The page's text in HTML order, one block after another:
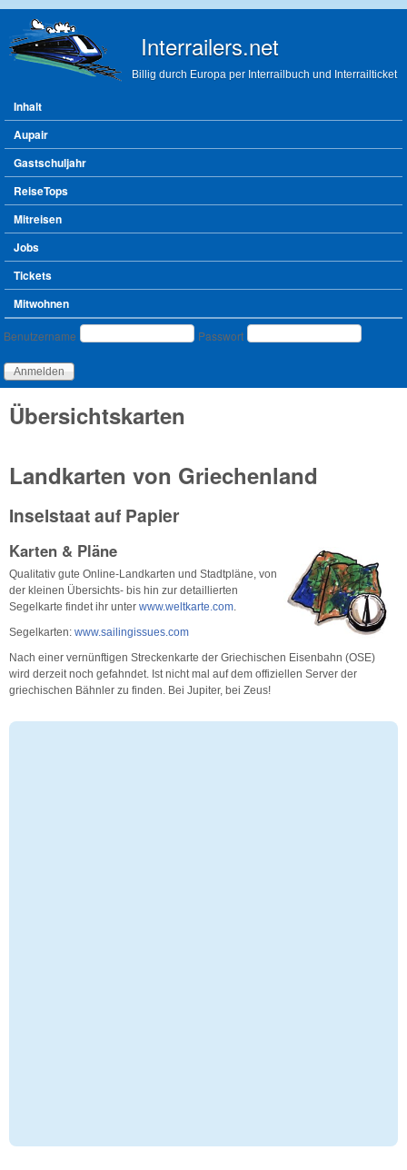
Interrailers.net
Billig durch Europa per Interrailbuch und Interrailticket
Hauptmenü
Inhalt
Aupair
Gastschuljahr
ReiseTops
Mitreisen
Jobs
Tickets
Mitwohnen
Benutzeranmeldung
Benutzername Passwort
Übersichtskarten
Landkarten von Griechenland
Inselstaat auf Papier
Karten & Pläne
Qualitativ gute Online-Landkarten und Stadtpläne, von
der kleinen Übersichts- bis hin zur detaillierten
Segelkarte findet ihr unter www.weltkarte.com.
Segelkarten: www.sailingissues.com
Nach einer vernünftigen Streckenkarte der Griechischen Eisenbahn (OSE)
wird derzeit noch gefahndet. Ist nicht mal auf dem offiziellen Server der
griechischen Bähnler zu finden. Bei Jupiter, bei Zeus!